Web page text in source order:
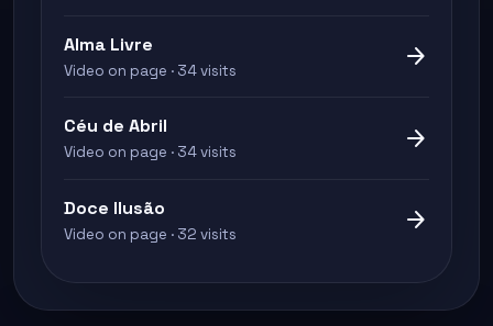
Alma Livre
Video on page · 34 visits arrow_forward
Céu de Abril
Video on page · 34 visits arrow_forward
Doce Ilusão
Video on page · 32 visits arrow_forward